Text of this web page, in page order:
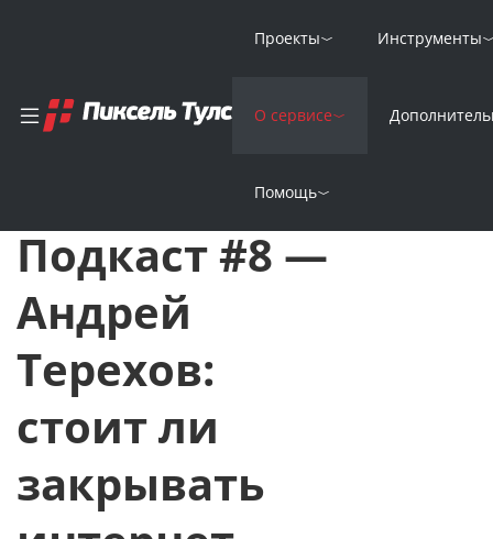
Проекты Инструменты
О сервисе
Помощь
Главная
Новости
Пиксель Подкаст #8 — Андрей Терехов: стоит ли закрывать
Подкаст #8 —
Андрей
Терехов:
стоит ли
закрывать